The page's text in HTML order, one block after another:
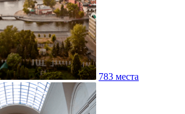
783 места